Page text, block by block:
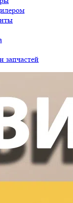
запчастей